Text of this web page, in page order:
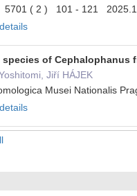
5701 ( 2 ) 101 - 121
of Cephalophanus
Jiří HÁJEK
Musei Nationalis